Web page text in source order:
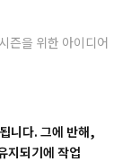
즌을 위한 아이디어
니다. 그에 반해,
지되기에 작업